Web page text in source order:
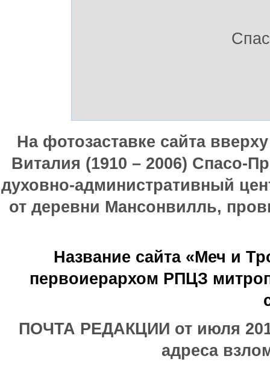
На фотозаставке сайта
Виталия (1910 – 2006) Спасо-
духовно-административный
от деревни Мансонвилль,
Название сайта «Меч и
первоиерархом РПЦЗ
ПОЧТА РЕДАКЦИИ от июля
адреса